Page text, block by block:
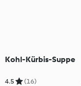
Kohl-Kürbis-Suppe
4.5 (16)